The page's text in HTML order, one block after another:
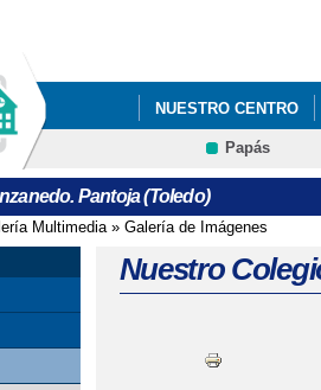
NUESTRO CENTRO
NUESTROS
Papás
Pantoja (Toledo)
aquí
Multimedia» Galería de Imágenes
Nuestro